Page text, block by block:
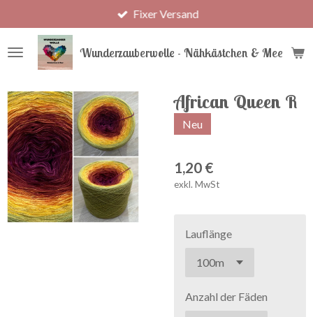
Hauptinhalt
springen
Wunderzauberwolle - Nähkästchen & Meer
Fixer Versand
African Queen R
Neu
1,20 €
exkl. MwSt
Lauflänge
Anzahl der Fäden